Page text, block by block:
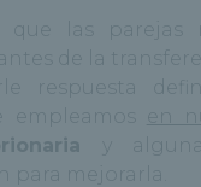
que las
de la
respuesta
empleamos en
y
para mejorarla.